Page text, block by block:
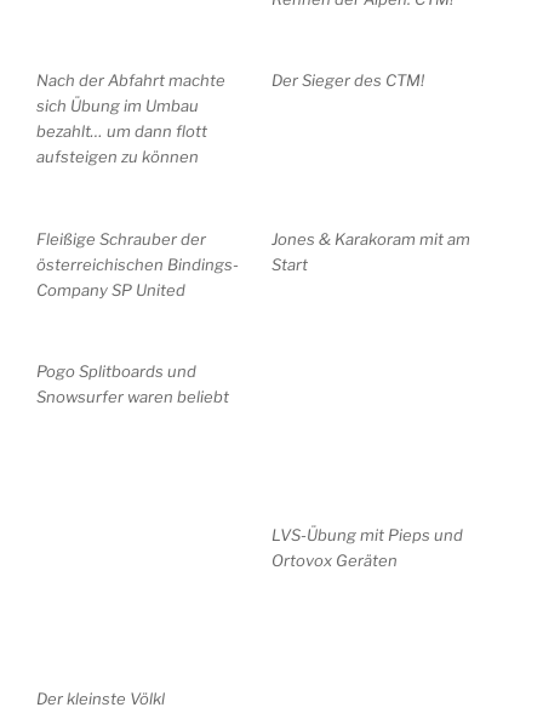
Nach der Abfahrt machte
sich Übung im Umbau
bezahlt… um dann flott
aufsteigen zu können
Der Sieger des CTM!
Fleißige Schrauber der
österreichischen Bindings-
Company SP United
Jones & Karakoram mit am
Start
Pogo Splitboards und
Snowsurfer waren beliebt
LVS-Übung mit Pieps und
Ortovox Geräten
Der kleinste Völkl